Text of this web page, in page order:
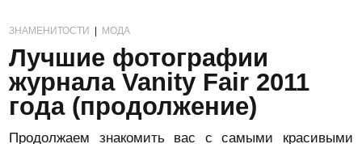
ЗНАМЕНИТОСТИ МОДА
Лучшие фотографии
журнала Vanity Fair 2011
года (продолжение)
Продолжаем знакомить вас с самыми красивыми